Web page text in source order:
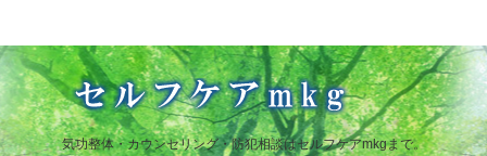
気功整体・カウンセリング・防犯相談はセルフケアmkgまで。